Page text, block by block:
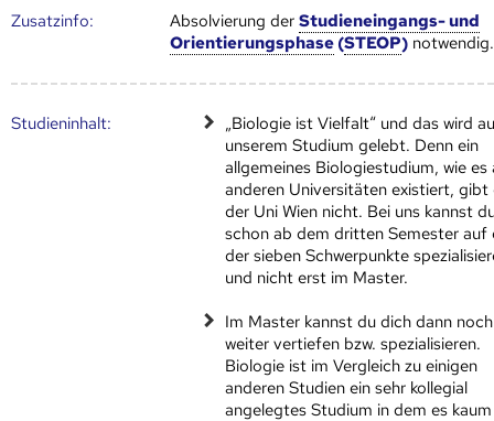
Zusatz­info:
Absolvierung derStudieneingangs- und
Orientierungsphase (STEOP) notwendig.
Studien­inhalt:
„Biologie ist Vielfalt“ und das wird
unserem Studium gelebt. Denn ein
allgemeines Biologiestudium, wie es
anderen Universitäten existiert, gibt
der Uni Wien nicht. Bei uns kannst
schon ab dem dritten Semester auf
der sieben Schwerpunkte
und nicht erst im Master.
Im Master kannst du dich dann noch
weiter vertiefen bzw. spezialisieren.
Biologie ist im Vergleich zu einigen
anderen Studien ein sehr kollegial
angelegtes Studium in dem es